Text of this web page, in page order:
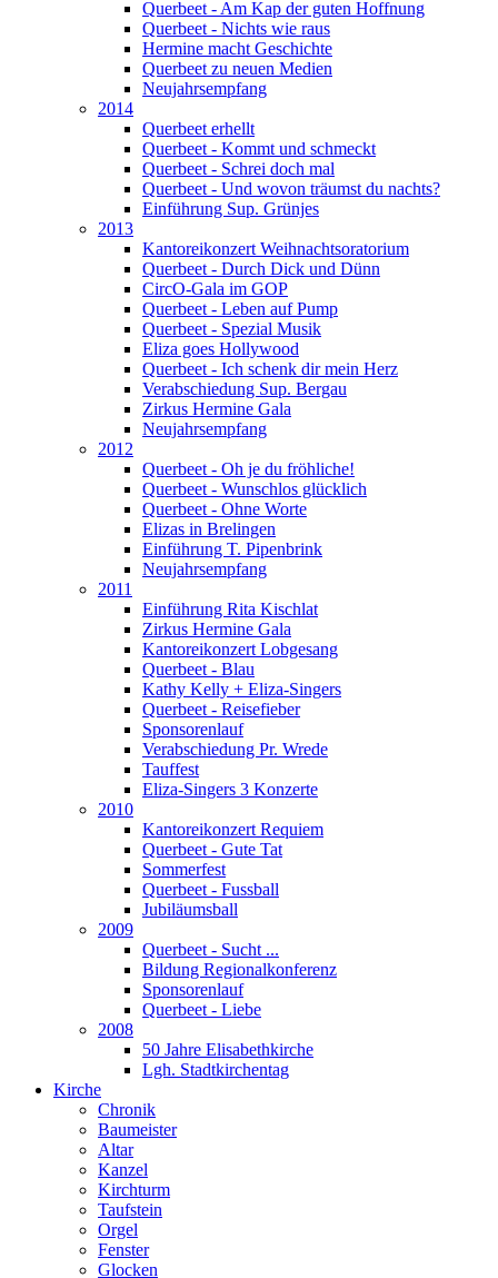
Querbeet - Am Kap der guten Hoffnung
Querbeet - Nichts wie raus
Hermine macht Geschichte
Querbeet zu neuen Medien
Neujahrsempfang
2014
Querbeet erhellt
Querbeet - Kommt und schmeckt
Querbeet - Schrei doch mal
Querbeet - Und wovon träumst du nachts?
Einführung Sup. Grünjes
2013
Kantoreikonzert Weihnachtsoratorium
Querbeet - Durch Dick und Dünn
CircO-Gala im GOP
Querbeet - Leben auf Pump
Querbeet - Spezial Musik
Eliza goes Hollywood
Querbeet - Ich schenk dir mein Herz
Verabschiedung Sup. Bergau
Zirkus Hermine Gala
Neujahrsempfang
2012
Querbeet - Oh je du fröhliche!
Querbeet - Wunschlos glücklich
Querbeet - Ohne Worte
Elizas in Brelingen
Einführung T. Pipenbrink
Neujahrsempfang
2011
Einführung Rita Kischlat
Zirkus Hermine Gala
Kantoreikonzert Lobgesang
Querbeet - Blau
Kathy Kelly + Eliza-Singers
Querbeet - Reisefieber
Sponsorenlauf
Verabschiedung Pr. Wrede
Tauffest
Eliza-Singers 3 Konzerte
2010
Kantoreikonzert Requiem
Querbeet - Gute Tat
Sommerfest
Querbeet - Fussball
Jubiläumsball
2009
Querbeet - Sucht ...
Bildung Regionalkonferenz
Sponsorenlauf
Querbeet - Liebe
2008
50 Jahre Elisabethkirche
Lgh. Stadtkirchentag
Kirche
Chronik
Baumeister
Altar
Kanzel
Kirchturm
Taufstein
Orgel
Fenster
Glocken